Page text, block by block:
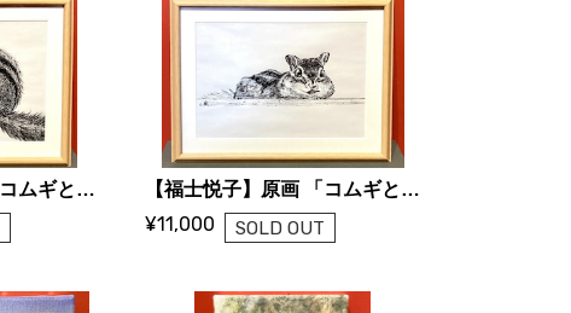
【福士悦子】原画 「コムギとコタロー２」 【福士悦子】原画 「コムギとコタロー３」
¥11,000 SOLD OUT